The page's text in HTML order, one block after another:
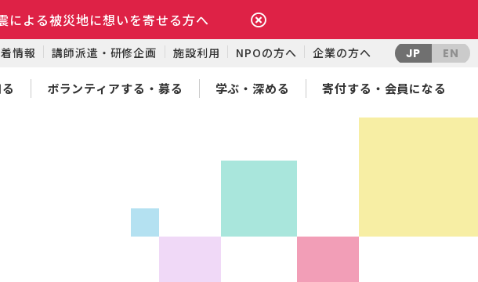
による被災地に想いを寄せる方へ
情報 講師派遣・研修企画 施設利用 NPOの方へ 企業の方へ JP EN
ボランティアする・募る 学ぶ・深める 寄付する・会員になる